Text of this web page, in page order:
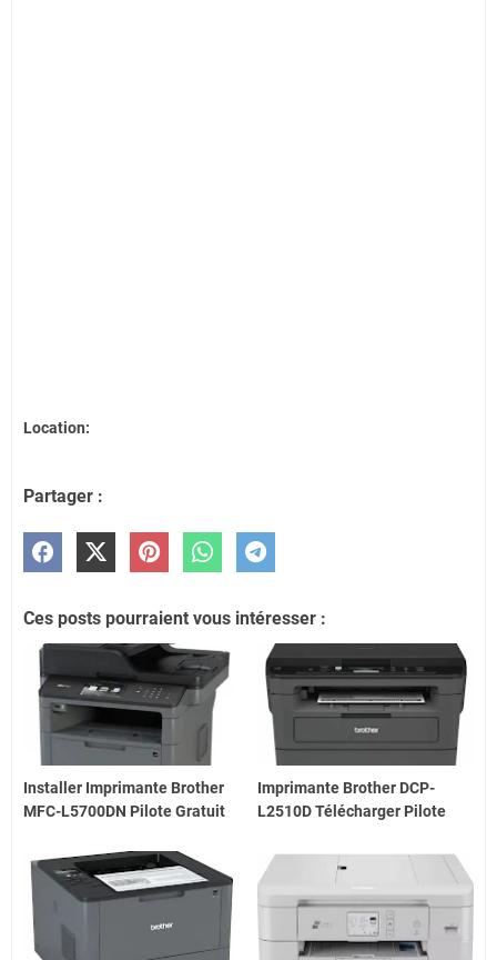
Location:
Partager :
Ces posts pourraient vous intéresser :
Installer Imprimante Brother
MFC-L5700DN Pilote Gratuit
Imprimante Brother DCP-
L2510D Télécharger Pilote